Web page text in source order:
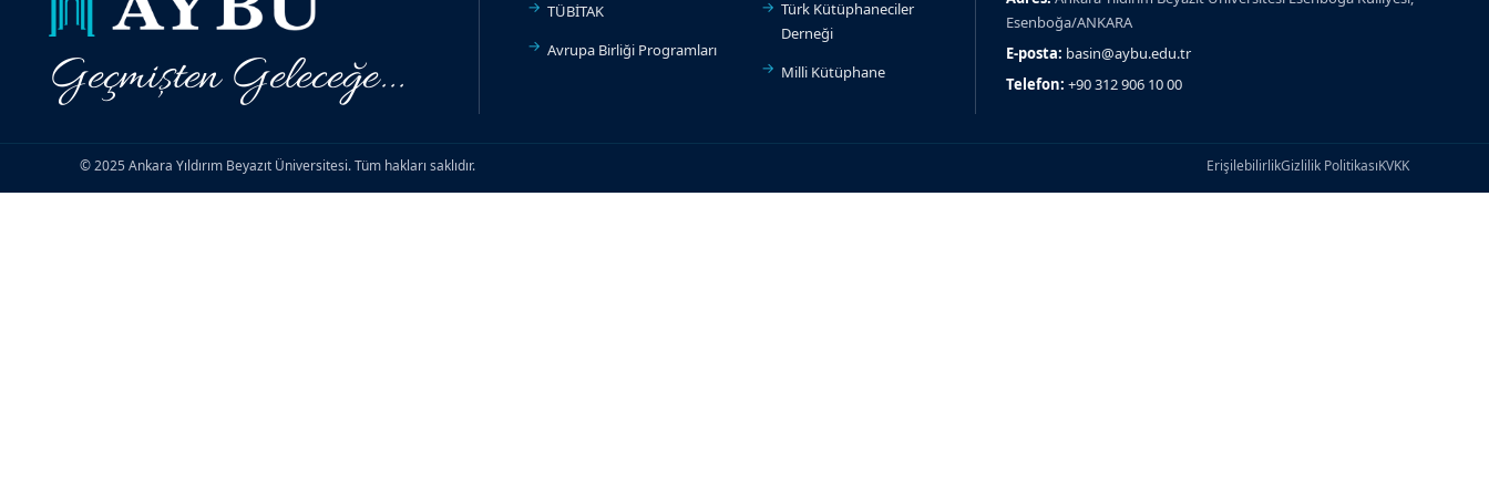
Geçmişten Geleceğe...
TÜBİTAK
Avrupa Birliği Programları
Türk Kütüphaneciler
Derneği
Milli Kütüphane
Esenboğa/ANKARA
E-posta: basin@aybu.edu.tr
Telefon: +90 312 906 10 00
© 2025 Ankara Yıldırım Beyazıt Üniversitesi. Tüm hakları saklıdır. ErişilebilirlikGizlilik PolitikasıKVKK